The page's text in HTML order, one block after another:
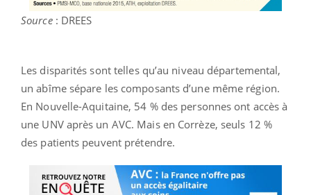
Source : DREES
Les disparités sont telles qu’au niveau départemental,
un abîme sépare les composants d’une même région.
En Nouvelle-Aquitaine, 54 % des personnes ont accès à
une UNV après un AVC. Mais en Corrèze, seuls 12 %
des patients peuvent prétendre.